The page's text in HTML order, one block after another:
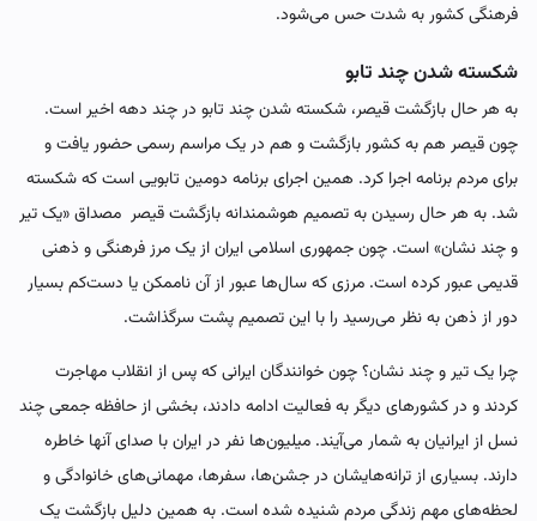
فرهنگی کشور به شدت حس می‌شود.
شکسته شدن چند تابو
به هر حال بازگشت قیصر، شکسته شدن چند تابو در چند دهه اخیر است.
چون قیصر هم به کشور بازگشت و هم در یک مراسم رسمی حضور یافت و
برای مردم برنامه اجرا کرد. همین اجرای برنامه دومین تابویی است که شکسته
شد. به هر حال رسیدن به تصمیم هوشمندانه بازگشت قیصر مصداق «یک تیر
و چند نشان» است. چون جمهوری اسلامی ایران از یک مرز فرهنگی و ذهنی
قدیمی عبور کرده است. مرزی که سال‌ها عبور از آن ناممکن یا دست‌کم بسیار
دور از ذهن به نظر می‌رسید را با این تصمیم پشت سرگذاشت.
چرا یک تیر و چند نشان؟ چون خوانندگان ایرانی که پس از انقلاب مهاجرت
کردند و در کشورهای دیگر به فعالیت ادامه دادند، بخشی از حافظه جمعی چند
نسل از ایرانیان به شمار می‌آیند. میلیون‌ها نفر در ایران با صدای آنها خاطره
دارند. بسیاری از ترانه‌هایشان در جشن‌ها، سفرها، مهمانی‌های خانوادگی و
لحظه‌های مهم زندگی مردم شنیده شده است. به همین دلیل بازگشت یک